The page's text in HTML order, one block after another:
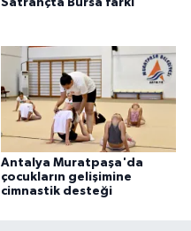
Satrançta Bursa farkı
Antalya Muratpaşa'da
çocukların gelişimine
cimnastik desteği